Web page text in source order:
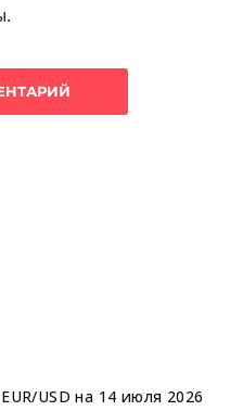
USD на 14 июля 2026